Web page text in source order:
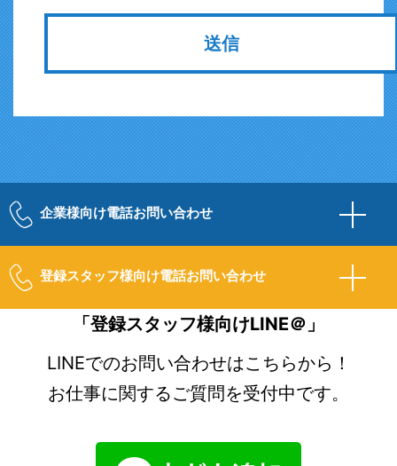
企業様向け電話お問い合わせ
登録スタッフ様向け電話お問い合わせ
「登録スタッフ様向けLINE＠」
LINEでのお問い合わせはこちらから！
お仕事に関するご質問を受付中です。